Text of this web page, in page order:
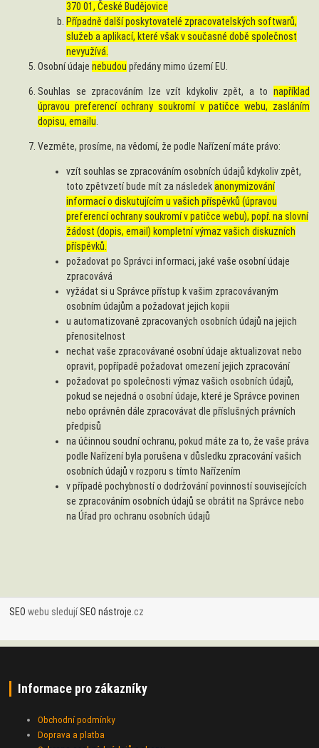
370 01, České Budějovice
Případně další poskytovatelé zpracovatelských softwarů,
služeb a aplikací, které však v současné době společnost
nevyužívá.
Osobní údajenebudou předány mimo území EU.
Souhlas se zpracováním lze vzít kdykoliv zpět, a to například
úpravou preferencí ochrany soukromí v patičce webu, zasláním
dopisu, emailu.
Vezměte, prosíme, na vědomí, že podle Nařízení máte právo:
vzít souhlas se zpracováním osobních údajů kdykoliv zpět,
toto zpětvzetí bude mít za následekanonymizování
informací o diskutujícím u vašich příspěvků (úpravou
preferencí ochrany soukromí v patičce webu), popř. na slovní
žádost (dopis, email) kompletní výmaz vašich diskuzních
příspěvků.
požadovat po Správci informaci, jaké vaše osobní údaje
zpracovává
vyžádat si u Správce přístup k vašim zpracovávaným
osobním údajům a požadovat jejich kopii
u automatizovaně zpracovaných osobních údajů na jejich
přenositelnost
nechat vaše zpracovávané osobní údaje aktualizovat nebo
opravit, popřípadě požadovat omezení jejich zpracování
požadovat po společnosti výmaz vašich osobních údajů,
pokud se nejedná o osobní údaje, které je Správce povinen
nebo oprávněn dále zpracovávat dle příslušných právních
předpisů
na účinnou soudní ochranu, pokud máte za to, že vaše práva
podle Nařízení byla porušena v důsledku zpracování vašich
osobních údajů v rozporu s tímto Nařízením
v případě pochybností o dodržování povinností souvisejících
se zpracováním osobních údajů se obrátit na Správce nebo
na Úřad pro ochranu osobních údajů
SEO webu sledujíSEO nástroje .cz
Informace pro zákazníky
Obchodní podmínky
Doprava a platba